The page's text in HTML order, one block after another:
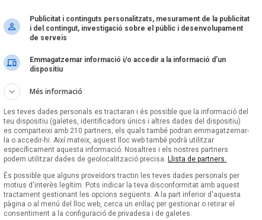
"Amb tu"
"Postlude To A Kiss"
Goran Levi
"Lo bueno y lo malo"
Carmen y María
"Posidònia"
Pep Álvarez amb Joan Muntaner
(Xanguito)
Publicitat i continguts personalitzats, mesurament de la publicitat
i del contingut, investigació sobre el públic i desenvolupament
de serveis
Emmagatzemar informació i/o accedir a la informació d’un
dispositiu
Més informació
Les teves dades personals es tractaran i és possible que la informació del
teu dispositiu (galetes, identificadors únics i altres dades del dispositiu)
es comparteixi amb 210 partners, els quals també podran emmagatzemar-
la o accedir-hi. Així mateix, aquest lloc web també podrà utilitzar
específicament aquesta informació. Nosaltres i els nostres partners
podem utilitzar dades de geolocalització precisa. Llista de partners.
És possible que alguns proveïdors tractin les teves dades personals per
motius d'interès legítim. Pots indicar la teva disconformitat amb aquest
tractament gestionant les opcions següents. A la part inferior d'aquesta
pàgina o al menú del lloc web, cerca un enllaç per gestionar o retirar el
consentiment a la configuració de privadesa i de galetes.